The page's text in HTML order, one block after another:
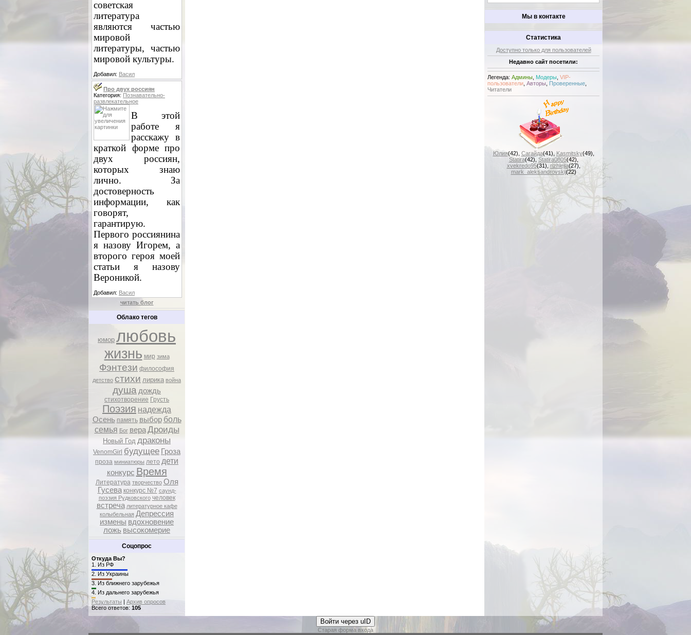
советская
литература
являются частью
мировой
литературы, частью
мировой культуры.
Добавил: Васил
Про двух россиян
Категория: Познавательно-
развлекательное
В этой
работе я
расскажу в
краткой форме про
двух россиян,
которых знаю
лично. За
достоверность
информации, как
говорят,
гарантирую.
Первого россиянина
я назову Игорем, а
второго героя моей
статьи я назову
Вероникой.
Добавил: Васил
читать блог
Облако тегов
юмор любовь
жизнь мир зима
Фэнтези философия
детство стихи лирика война
душа дождь
стихотворение Грусть
Поэзия надежда
Осень память выбор боль
семья Бог вера Дроиды
Новый Год драконы
VenomGirl будущее Гроза
проза миниатюры лето дети
конкурс Время
Литература творчество Оля
Гусева конкурс №7 саунд-
поэзия Рудковского человек
встреча литературное кафе
колыбельная Депрессия
измены вдохновение
ложь высокомерие
Соцопрос
Откуда Вы?
1. Из РФ
2. Из Украины
3. Из ближнего зарубежья
4. Из дальнего зарубежья
Результаты | Архив опросов
Всего ответов: 105
Мы в контакте
Статистика
Доступно только для пользователей
Недавно сайт посетили:
Легенда: Админы Модеры VIP-
пользователи Авторы Проверенные
Читатели
Юлия(42) Сагайда(41) Kasmitsky(49)
Statira(42) Statira0805(42)
xvekredo95(31) rizhlejla(27)
mark_aleksandrovskij(22)
Войти через uID
Старая форма входа